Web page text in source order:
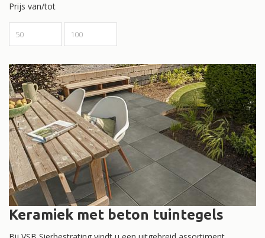
Prijs van/tot
Keramiek met beton tuintegels